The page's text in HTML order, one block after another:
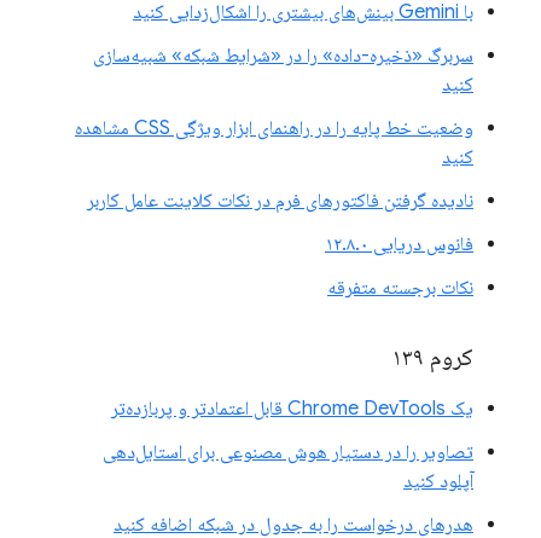
با Gemini بینش‌های بیشتری را اشکال‌زدایی کنید
سربرگ «ذخیره-داده» را در «شرایط شبکه» شبیه‌سازی
کنید
وضعیت خط پایه را در راهنمای ابزار ویژگی CSS مشاهده
کنید
نادیده گرفتن فاکتورهای فرم در نکات کلاینت عامل کاربر
فانوس دریایی ۱۲.۸.۰
نکات برجسته متفرقه
کروم ۱۳۹
یک Chrome DevTools قابل اعتمادتر و پربازده‌تر
تصاویر را در دستیار هوش مصنوعی برای استایل‌دهی
آپلود کنید
هدرهای درخواست را به جدول در شبکه اضافه کنید